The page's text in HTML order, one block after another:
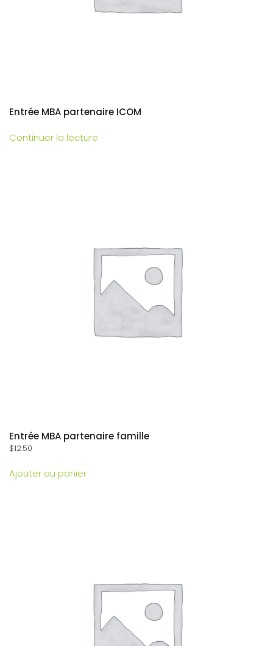
Entrée MBA partenaire ICOM
Continuer la lecture
Entrée MBA partenaire famille
$12.50
Ajouter au panier